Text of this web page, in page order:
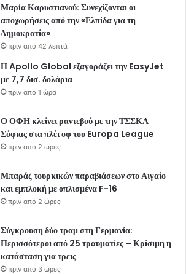
Μαρία Καρυστιανού: Συνεχίζονται οι
αποχωρήσεις από την «Ελπίδα για τη
Δημοκρατία»
πριν από 42 λεπτά
Η Apollo Global εξαγοράζει την EasyJet
με 7,7 δισ. δολάρια
πριν από 1 ώρα
Ο ΟΦΗ κλείνει ραντεβού με την ΤΣΣΚΑ
Σόφιας στα πλέι οφ του Europa League
πριν από 2 ώρες
Μπαράζ τουρκικών παραβιάσεων στο Αιγαίο
και εμπλοκή με οπλισμένα F-16
πριν από 2 ώρες
Σύγκρουση δύο τραμ στη Γερμανία:
Περισσότεροι από 25 τραυματίες – Κρίσιμη η
κατάσταση για τρεις
πριν από 3 ώρες